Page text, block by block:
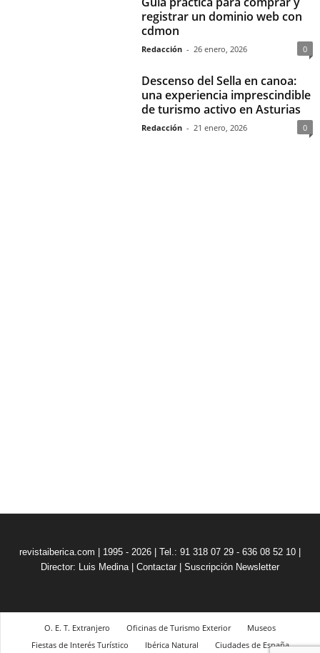
registrar un dominio web con
cdmon
Redacción - 26 enero, 2026 0
Descenso del Sella en canoa:
una experiencia imprescindible
de turismo activo en Asturias
Redacción - 21 enero, 2026 0
revistaiberica.com | 1995 - 2026 | Tel.: 91 318 07 29 - 636 08 52 10 |
Director: Luis Medina| Contactar Suscripción Newsletter
O. E. T. Extranjero Oficinas de Turismo Exterior
Museos
Fiestas de Interés Turístico
Ibérica Natural Ciudades de España